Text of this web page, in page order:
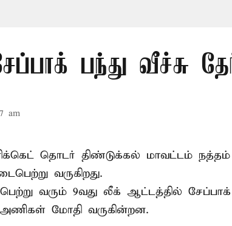
பந்து வீச்சு
am
தொடர் திண்டுக்கல் மாவட்டம் நத்தம்
வருகிறது.
வரும் 9வது லீக் ஆட்டத்தில்
மோதி வருகின்றன.